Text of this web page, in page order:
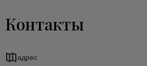
Контакты
адрес